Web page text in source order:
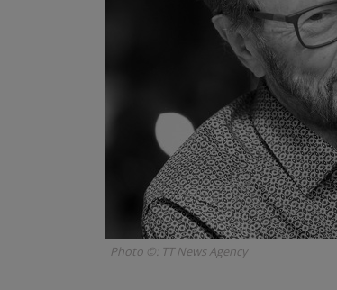
Photo ©: TT News Agency